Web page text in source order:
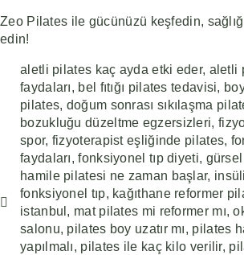
Zeo Pilates ile gücünüzü keşfedin,
edin!
aletli pilates kaç ayda etki eder, aletli
faydaları, bel fıtığı pilates tedavisi,
pilates, doğum sonrası sıkılaşma
bozukluğu düzeltme egzersizleri,
spor, fizyoterapist eşliğinde pilates,
faydaları,fonksiyonel tıp diyeti,
hamile pilatesi ne zaman başlar,
fonksiyonel tıp, kağıthane reformer
istanbul , mat pilates mi reformer mı,
salonu, pilates boy uzatır mı, pilates
yapılmalı, pilates ile kaç kilo verilir,